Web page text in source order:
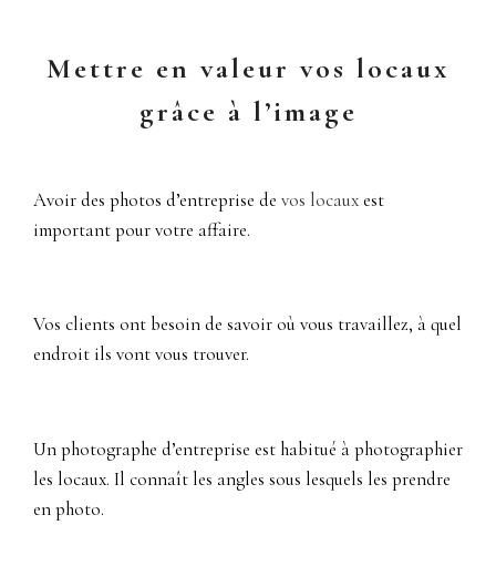
Mettre en valeur vos locaux
grâce à l’image
Avoir des photos d’entreprise de vos locauxest
important pour votre affaire.
Vos clients ont besoin de savoir où vous travaillez, à quel
endroit ils vont vous trouver.
Un photographe d’entreprise est habitué à photographier
les locaux. Il connaît les angles sous lesquels les prendre
en photo.